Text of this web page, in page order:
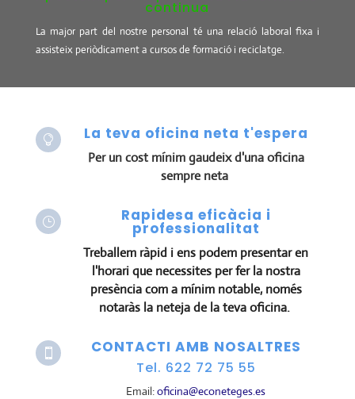
continua
La major part del nostre personal té una relació laboral fixa i
assisteix periòdicament a cursos de formació i reciclatge.
 La teva oficina neta t'espera
Per un cost mínim gaudeix d'una oficina
sempre neta
} Rapidesa eficàcia i
professionalitat
Treballem ràpid i ens podem presentar en
l'horari que necessites per fer la nostra
presència com a mínim notable, només
notaràs la neteja de la teva oficina.
 CONTACTI AMB NOSALTRES
Tel. 622 72 75 55
Email:oficina@econeteges.es